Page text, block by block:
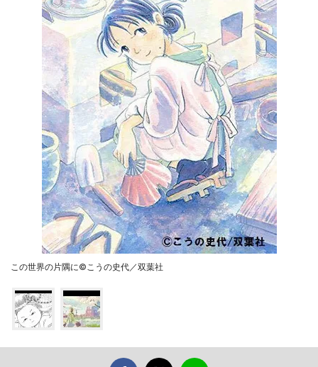
この世界の片隅に©こうの史代／双葉社